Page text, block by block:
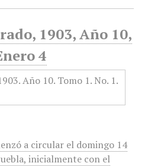
1903, Año 10,
4
a circular el domingo 14
inicialmente con el